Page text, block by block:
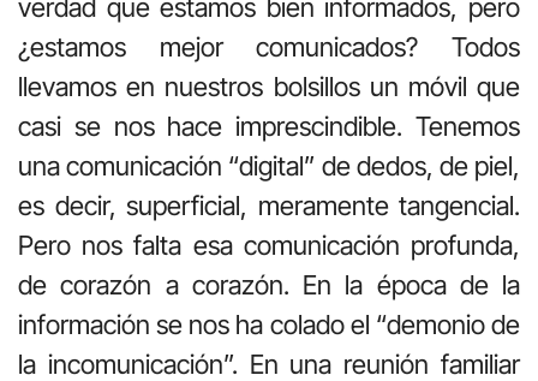
verdad que estamos bien informados, pero
¿estamos mejor comunicados? Todos
llevamos en nuestros bolsillos un móvil que
casi se nos hace imprescindible. Tenemos
una comunicación “digital” de dedos, de piel,
es decir, superficial, meramente tangencial.
Pero nos falta esa comunicación profunda,
de corazón a corazón. En la época de la
información se nos ha colado el “demonio de
la incomunicación”. En una reunión familiar